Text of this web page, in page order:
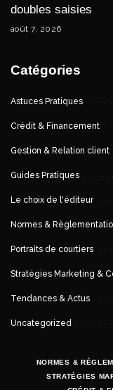
doubles saisies
août 7, 2026
Catégories
Astuces Pratiques
Crédit & Financement
Gestion & Relation client
Guides Pratiques
Le choix de l'éditeur
Normes &
Portraits de courtiers
Stratégies Marketing &
Tendances & Actus
Uncategorized
NORMES &
STRATÉGIES